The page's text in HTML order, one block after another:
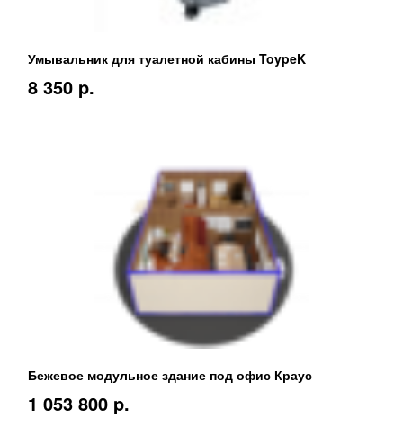
Умывальник для туалетной кабины ToypeK
8 350 p.
Бежевое модульное здание под офис Краус
1 053 800 p.